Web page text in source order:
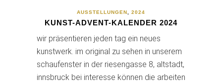
AUSSTELLUNGEN 2024
KUNST-ADVENT-KALENDER 2024
wir präsentieren jeden tag ein neues
kunstwerk. im original zu sehen in unserem
schaufenster in der riesengasse 8, altstadt,
innsbruck bei interesse können die arbeiten